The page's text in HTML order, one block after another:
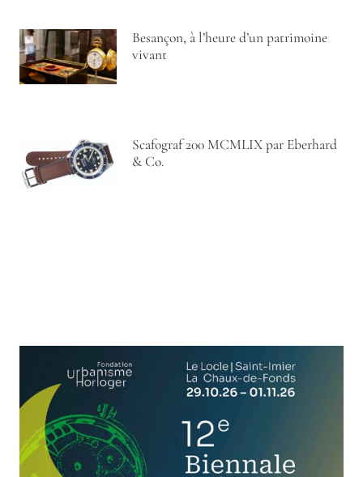
Besançon, à l’heure d’un patrimoine
vivant
Scafograf 200 MCMLIX par Eberhard
& Co.